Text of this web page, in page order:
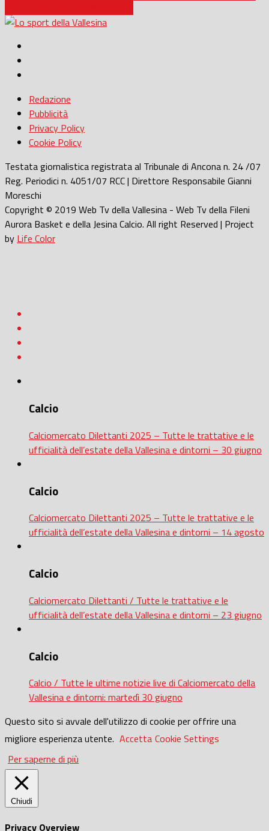
Redazione
Pubblicità
Privacy Policy
Cookie Policy
Testata giornalistica registrata al Tribunale di Ancona n. 24 /07
Reg. Periodici n. 4051/07 RCC | Direttore Responsabile Gianni
Moreschi
Copyright © 2019 Web Tv della Vallesina - Web Tv della Fileni
Aurora Basket e della Jesina Calcio. All right Reserved | Project
by Life Color
Calcio
Calciomercato Dilettanti 2025 – Tutte le trattative e le
ufficialità dell’estate della Vallesina e dintorni – 30 giugno
Calcio
Calciomercato Dilettanti 2025 – Tutte le trattative e le
ufficialità dell’estate della Vallesina e dintorni – 14 agosto
Calcio
Calciomercato Dilettanti / Tutte le trattative e le
ufficialità dell’estate della Vallesina e dintorni – 23 giugno
Calcio
Calcio / Tutte le ultime notizie live di Calciomercato della
Vallesina e dintorni: martedì 30 giugno
Questo sito si avvale dell'utilizzo di cookie per offrire una
migliore esperienza utente. Accetta Cookie Settings
Per saperne di più
Chiudi
Privacy Overview